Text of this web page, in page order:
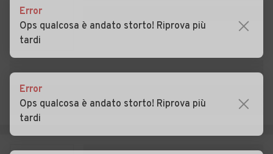
Auto usate Piombino Dese Auto usate Piove di Sacco
Auto usate Polverara Auto usate Ponso
Nicolò
Auto usate Pozzonovo
Auto usate Rubano Auto usate Saccolongo
Error
Ops qualcosa è andato storto! Riprova più
tardi
Error
Ops qualcosa è andato storto! Riprova più
tardi